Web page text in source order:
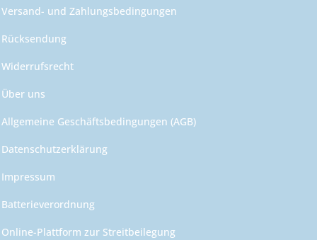
Versand- und Zahlungsbedingungen
Rücksendung
Widerrufsrecht
Über uns
Allgemeine Geschäftsbedingungen (AGB)
Datenschutzerklärung
Impressum
Batterieverordnung
Online-Plattform zur Streitbeilegung